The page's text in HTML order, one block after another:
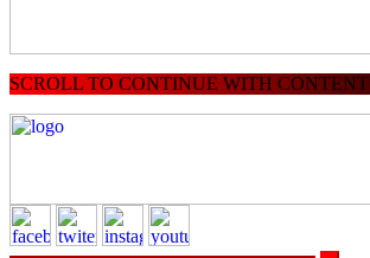
SCROLL TO CONTINUE WITH CONTENT